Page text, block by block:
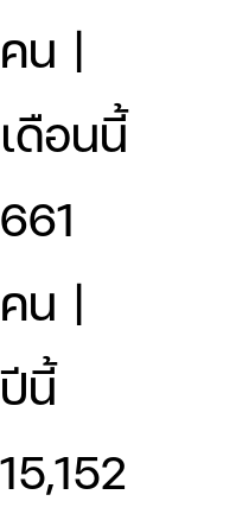
คน |
เดือนนี้
661
คน |
ปีนี้
15,152